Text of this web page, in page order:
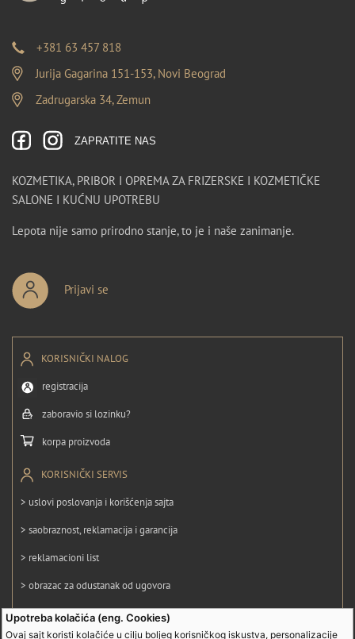
Upotreba kolačića (eng. Cookies)
Ovaj sajt koristi kolačiće u cilju boljeg korisničkog iskustva, personalizacije
+381 63 457 818
Jurija Gagarina 151-153, Novi Beograd
Zadrugarska 34, Zemun
ZAPRATITE NAS
KOZMETIKA, PRIBOR I OPREMA ZA FRIZERSKE I KOZMETIČKE
SALONE I KUĆNU UPOTREBU
Lepota nije samo prirodno stanje, to je i naše zanimanje.
Prijavi se
KORISNIČKI NALOG
registracija
zaboravio si lozinku?
korpa proizvoda
KORISNIČKI SERVIS
> uslovi poslovanja i korišćenja sajta
> saobraznost, reklamacija i garancija
> reklamacioni list
> obrazac za odustanak od ugovora
> politika privatnosti